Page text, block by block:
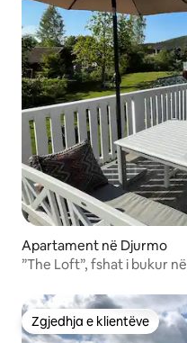
Apartament në Djurmo
”The Loft”, fshat i bukur
Zgjedhja e klientëve
Zgjedhja e klientëve